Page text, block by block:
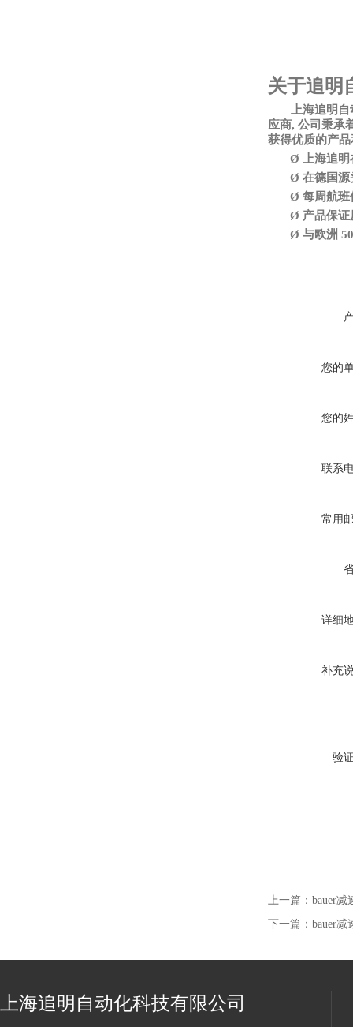
关于追明
上海追明
应商, 公司秉承
获得优质的产
Ø
上海追
Ø 在德国源
Ø 每周航班
Ø 产品保
Ø 与欧洲
您的
您的
联系
常用
详细
补充
验
上一篇： bauer减
下一篇： bauer减
上海追明自动化科技有限公司